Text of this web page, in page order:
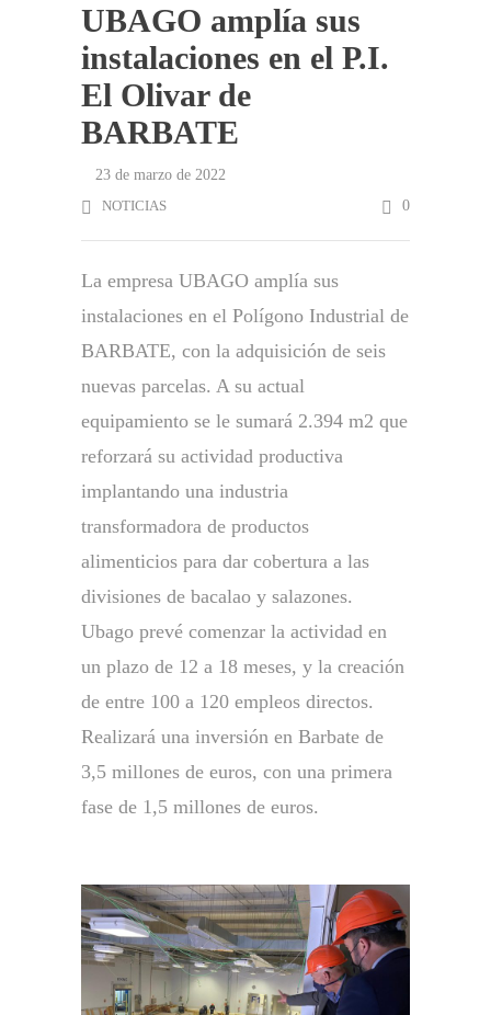
UBAGO amplía sus
instalaciones en el P.I.
El Olivar de
BARBATE
23 de marzo de 2022
NOTICIAS
0
La empresa UBAGO amplía sus
instalaciones en el Polígono Industrial de
BARBATE, con la adquisición de seis
nuevas parcelas. A su actual
equipamiento se le sumará 2.394 m2 que
reforzará su actividad productiva
implantando una industria
transformadora de productos
alimenticios para dar cobertura a las
divisiones de bacalao y salazones.
Ubago prevé comenzar la actividad en
un plazo de 12 a 18 meses, y la creación
de entre 100 a 120 empleos directos.
Realizará una inversión en Barbate de
3,5 millones de euros, con una primera
fase de 1,5 millones de euros.